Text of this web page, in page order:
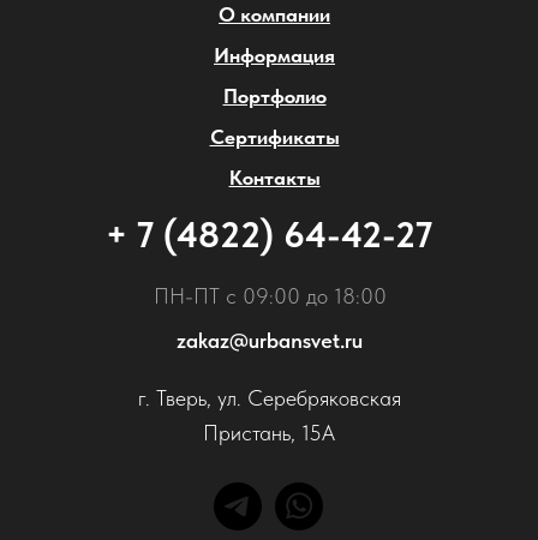
О компании
Информация
Портфолио
Сертификаты
Контакты
ПН-ПТ с 09:00 до 18:00
г. Тверь, ул. Серебряковская
Пристань, 15А
+ 7 (4822) 64-42-27
zakaz@urbansvet.ru